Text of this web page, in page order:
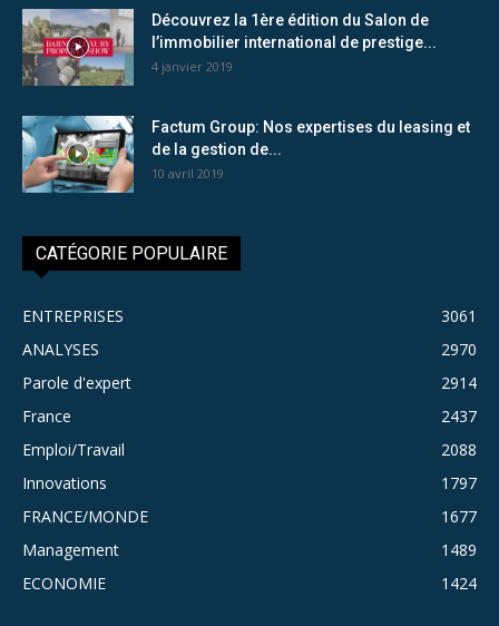
Découvrez la 1ère édition du Salon de
l’immobilier international de prestige...
4 janvier 2019
Factum Group: Nos expertises du leasing et
de la gestion de...
10 avril 2019
CATÉGORIE POPULAIRE
ENTREPRISES
3061
ANALYSES
2970
Parole d'expert
2914
France
2437
Emploi/Travail
2088
Innovations
1797
FRANCE/MONDE
1677
Management
1489
ECONOMIE
1424